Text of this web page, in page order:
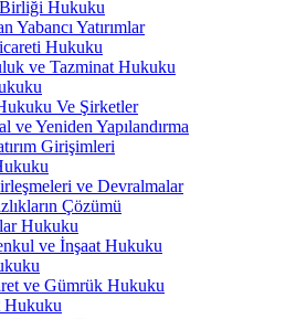
Hukuku
Yabancı Yatırımlar
Hukuku
ve Tazminat Hukuku
Ve Şirketler
ve Yeniden Yapılandırma
Girişimleri
ve Devralmalar
Çözümü
Hukuku
ve İnşaat Hukuku
ve Gümrük Hukuku
Hukuku